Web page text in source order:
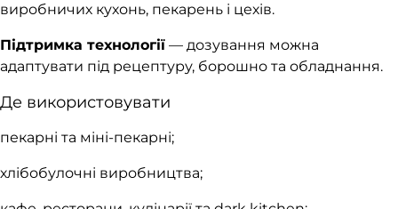
виробничих кухонь, пекарень і цехів.
Підтримка технології — дозування можна
адаптувати під рецептуру, борошно та обладнання.
Де використовувати
пекарні та міні-пекарні;
хлібобулочні виробництва;